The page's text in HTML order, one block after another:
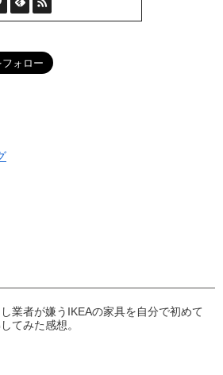
業者が嫌うIKEAの家具を自分で初めて
てみた感想。